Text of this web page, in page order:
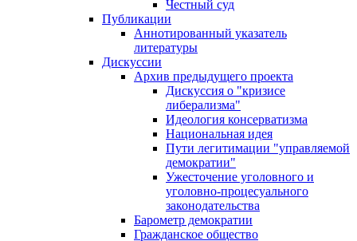
Честный суд
Публикации
Аннотированный указатель
литературы
Дискуссии
Архив предыдущего проекта
Дискуссия о "кризисе
либерализма"
Идеология консерватизма
Национальная идея
Пути легитимации "управляемой
демократии"
Ужесточение уголовного и
уголовно-процесуального
законодательства
Барометр демократии
Гражданское общество